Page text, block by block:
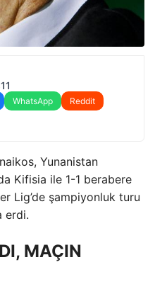
WhatsApp
Reddit
Yunanistan
Kifisia ile 1-1 berabere
Lig’de şampiyonluk turu
erdi.
MAÇIN